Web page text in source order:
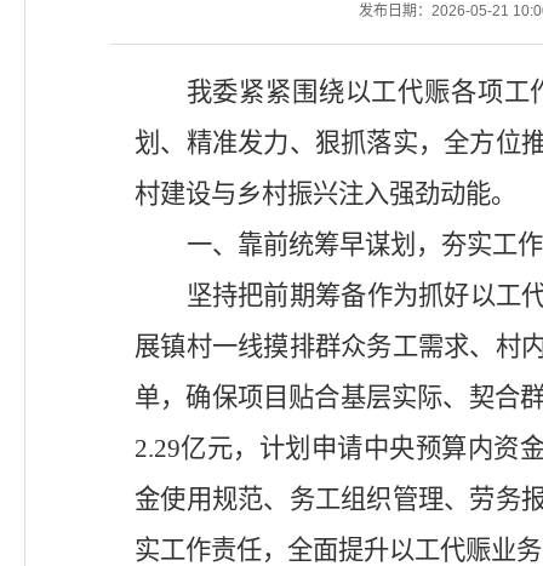
发布日期：2026-05-21
我委紧紧围绕以工代赈各项工
划、精准发力、狠抓落实，全方位
村建设与乡村振兴注入强劲动能。
一、靠前统筹早谋划，夯实工
坚持把前期筹备作为抓好以工
展镇村一线摸排群众务工需求、村
单，确保项目贴合基层实际、契合
2.29亿元，计划申请中央预算内资
金使用规范、务工组织管理、劳务
实工作责任，全面提升以工代赈业